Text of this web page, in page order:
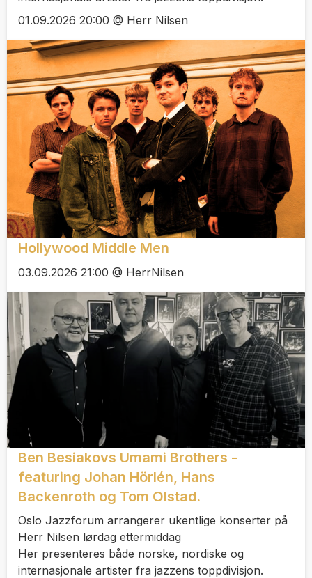
01.09.2026 20:00 @ Herr Nilsen
Hollywood Middle Men
03.09.2026 21:00 @ HerrNilsen
Ben Besiakovs Umami Brothers -
featuring Johan Hörlén, Hans
Backenroth og Tom Olstad.
Oslo Jazzforum arrangerer ukentlige konserter på
Herr Nilsen lørdag ettermiddag
Her presenteres både norske, nordiske og
internasjonale artister fra jazzens toppdivisjon.